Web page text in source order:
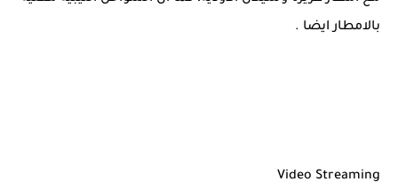
بالامطار ايضا .
Video Streaming